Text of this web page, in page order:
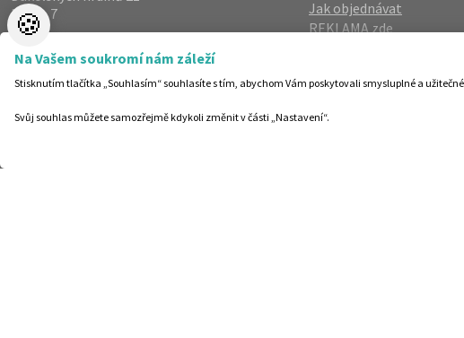
Praha 7
170 00
info@kampomaturite.cz
Jak objednávat
REKLAMA zde
Registrace/Login
Helpdesk
🍪
Na Vašem soukromí nám záleží
Stisknutím tlačítka „Souhlasím“ souhlasíte s tím, abychom Vám poskytovali smysluplné a
Svůj souhlas můžete samozřejmě kdykoli změnit v části „Nastavení“.